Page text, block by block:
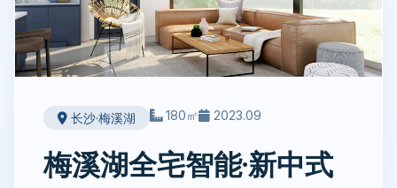
长沙·梅溪湖 180㎡ 2023.09
梅溪湖全宅智能·新中式